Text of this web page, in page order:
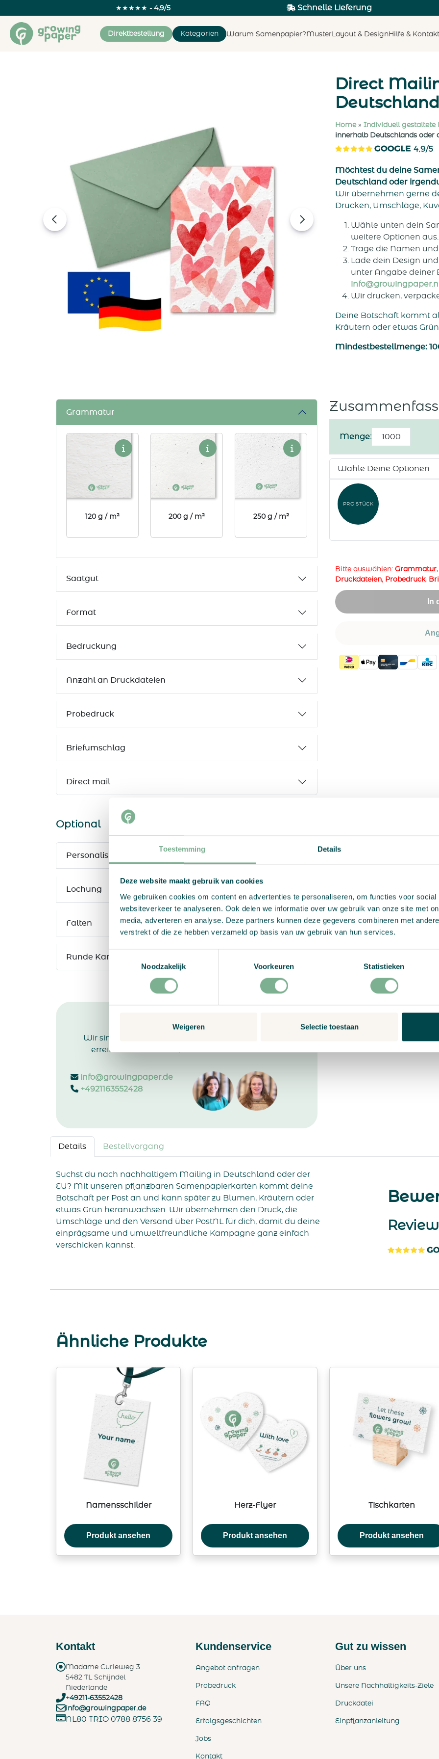
Toestemming Details
Deze website maakt gebruik van cookies
We gebruiken cookies om content en advertenties te personaliseren, om functies voor
websiteverkeer te analyseren. Ook delen we informatie over uw gebruik van onze site met
media, adverteren en analyse. Deze partners kunnen deze gegevens combineren met
verstrekt of die ze hebben verzameld op basis van uw gebruik van hun services.
Toestemmingsselectie
Noodzakelijk
Voorkeuren Statistieken
Weigeren Selectie toestaan
★★★★★ - 4,9/5 Schnelle Lieferung
Direktbestellung Kategorien Warum Samenpapier? Muster Layout & DesignHilfe & Kontakt
Direct
Home» Individuell gestaltete
innerhalb Deutschlands oder
Möchtest du deine
Deutschland oder
Wir übernehmen gerne
Drucken, Umschläge,
Wähle unten dein
weitere Optionen aus.
Trage die Namen
Lade dein Design
unter Angabe deiner
Wir drucken,
Deine Botschaft kommt
Kräutern oder etwas
Mindestbestellmenge:
Grammatur
120 g / m² 200 g / m² 250 g / m²
Saatgut
Format
Bedruckung
Anzahl an Druckdateien
Probedruck
Briefumschlag
Direct mail
Optional
Personalisierung
Lochung
Falten
Runde Kanten
Fragen oder Abstimmungbedarf?
Wir sind Montags bis Freitags von 9:00 bis 17:00 Uhr
erreichbar. Per E-Mail, telefonisch oder via Chat.
info@growingpaper.de
+4921163552428
Menge:Direct
Mailing
innerhalb
Deutschlands
oder
der
EU
Menge
Wähle Deine Optionen
PRO STÜCK
Bitte auswählen: Grammatur
Druckdateien, Probedruck,
In
Details Bestellvorgang
Suchst du nach nachhaltigem Mailing in Deutschland oder der
EU? Mit unseren pflanzbaren Samenpapierkarten kommt deine
Botschaft per Post an und kann später zu Blumen, Kräutern oder
etwas Grün heranwachsen. Wir übernehmen den Druck, die
Umschläge und den Versand über PostNL für dich, damit du deine
einprägsame und umweltfreundliche Kampagne ganz einfach
verschicken kannst.
Ähnliche Produkte
Namensschilder
Produkt ansehen
Herz-Flyer
Produkt ansehen
Tischkarten
Produkt ansehen
Kontakt
Madame Curieweg 3
5482 TL Schijndel
Niederlande
+49211-63552428
info@growingpaper.de
NL80 TRIO 0788 8756 39
Kundenservice
Angebot anfragen
Probedruck
FAQ
Erfolgsgeschichten
Jobs
Kontakt
Gut zu wissen
Über uns
Unsere Nachhaltigkeits-Ziele
Druckdatei
Einpflanzanleitung